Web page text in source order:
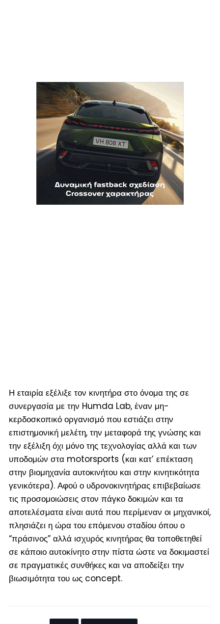
Η εταιρία εξέλιξε τον κινητήρα στο όνομα της σε
συνεργασία με την Humda Lab, έναν μη-
κερδοσκοπικό οργανισμό που εστιάζει στην
επιστημονική μελέτη, την μεταφορά της γνώσης και
την εξέλιξη όχι μόνο της τεχνολογίας αλλά και των
υποδομών στα motorsports (και κατ’ επέκταση
στην βιομηχανία αυτοκινήτου και στην κινητικότητα
γενικότερα). Αφού ο υδρονοκινητήρας επιβεβαίωσε
τις προσομοιώσεις στον πάγκο δοκιμών και τα
αποτελέσματα είναι αυτά που περίμεναν οι μηχανικοί,
πλησιάζει η ώρα του επόμενου σταδίου όπου ο
“πράσινος” αλλά ισχυρός κινητήρας θα τοποθετηθεί
σε κάποιο αυτοκίνητο στην πίστα ώστε να δοκιμαστεί
σε πραγματικές συνθήκες και να αποδείξει την
βιωσιμότητα του ως concept.